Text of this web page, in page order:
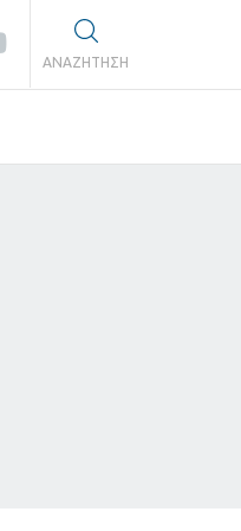
ΑΝΑΖΗΤΗΣΗ